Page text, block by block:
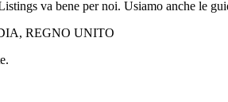
va bene per noi. Usiamo anche le
REGNO UNITO